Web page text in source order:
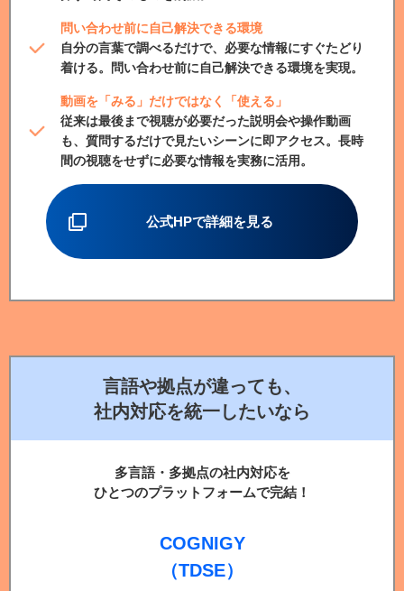
問い合わせ前に自己解決できる環境
自分の言葉で調べるだけで、必要な情報にすぐたどり
着ける。問い合わせ前に自己解決できる環境を実現。
動画を「みる」だけではなく「使える」
従来は最後まで視聴が必要だった説明会や操作動画
も、質問するだけで見たいシーンに即アクセス。長時
間の視聴をせずに必要な情報を実務に活用。
公式HPで詳細を見る
言語や拠点が違っても、
社内対応を統一したいなら
多言語・多拠点の社内対応を
ひとつのプラットフォームで完結！
COGNIGY
（TDSE）